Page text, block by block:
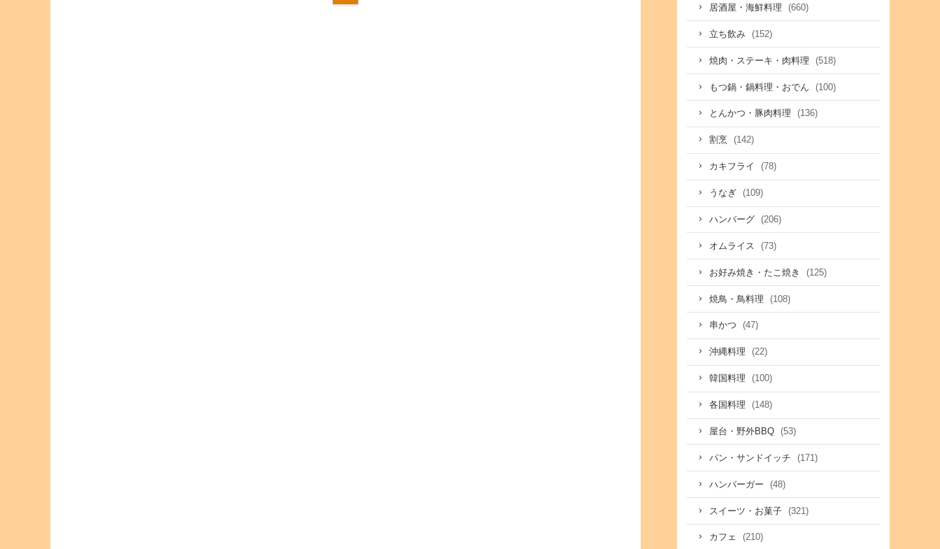
居酒屋・海鮮料理 (660)
立ち飲み (152)
焼肉・ステーキ・肉料理 (518)
もつ鍋・鍋料理・おでん (100)
とんかつ・豚肉料理 (136)
割烹 (142)
カキフライ (78)
うなぎ (109)
ハンバーグ (206)
オムライス (73)
お好み焼き・たこ焼き (125)
焼鳥・鳥料理 (108)
串かつ (47)
沖縄料理 (22)
韓国料理 (100)
各国料理 (148)
屋台・野外BBQ (53)
パン・サンドイッチ (171)
ハンバーガー (48)
スイーツ・お菓子 (321)
カフェ (210)